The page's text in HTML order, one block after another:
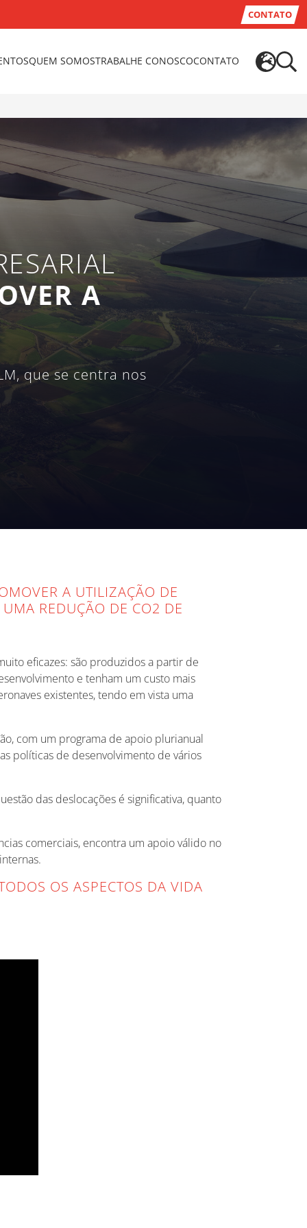
CONTATO
QUEM SOMOSTRABALHE CONOSCOCONTATO
A
que se centra nos
A UTILIZAÇÃO DE
REDUÇÃO DE CO2 DE
eficazes: são produzidos a partir de
e tenham um custo mais
existentes, tendo em vista uma
com um programa de apoio plurianual
políticas de desenvolvimento de vários
das deslocações é significativa, quanto
comerciais, encontra um apoio válido no
OS ASPECTOS DA VIDA